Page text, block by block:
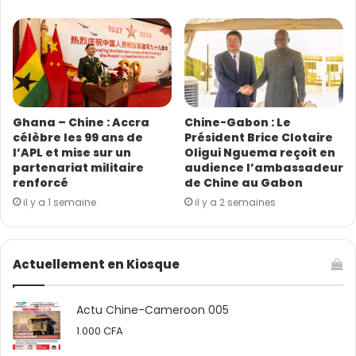
neutralité carbone en 2060 et cesser dès à présent de
financer le développement de nouvelles centrales au
charbon à l’étranger. A la fin de la rencontre, une
déclaration conjointe sur le renforcement de l’action
climatique a été faite entre Pékin et Washington.
Sandrine Namen
Ghana – Chine : Accra
célèbre les 99 ans de
l’APL et mise sur un
partenariat militaire
renforcé
il y a 1 semaine
Chine-Gabon : Le
Président Brice Clotaire
Oligui Nguema reçoit en
audience l’ambassadeur
de Chine au Gabon
il y a 2 semaines
Actuellement en Kiosque
Actu Chine-Cameroon 005
1.000 CFA